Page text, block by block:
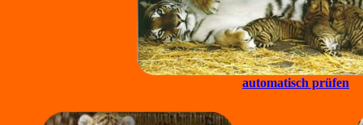
automatisch prüfen